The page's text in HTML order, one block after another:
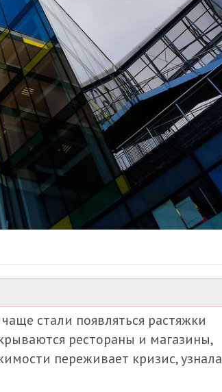
стали появляться растяжки
рестораны и магазины,
переживает кризис, узнала